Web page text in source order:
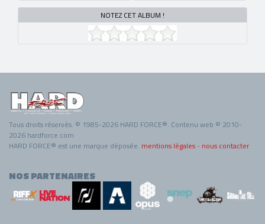
NOTEZ CET ALBUM !
Tous droits réservés. © 1985-2026 HARD FORCE®. Contenu web © 2010-
2026 hardforce.com
HARD FORCE® est une marque déposée. mentions légales - nous contacter
NOS PARTENAIRES